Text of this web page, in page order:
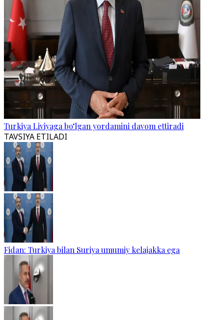
Turkiya Liviyaga bo‘lgan yordamini davom ettiradi
TAVSIYA ETILADI
Fidan: Turkiya bilan Suriya umumiy kelajakka ega